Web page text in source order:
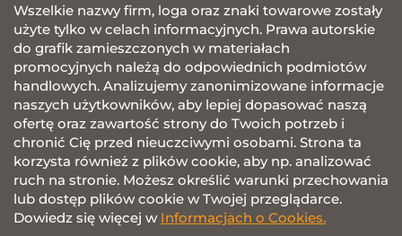
Wszelkie nazwy firm, loga oraz znaki towarowe zostały
użyte tylko w celach informacyjnych. Prawa autorskie
do grafik zamieszczonych w materiałach
promocyjnych należą do odpowiednich podmiotów
handlowych. Analizujemy zanonimizowane informacje
naszych użytkowników, aby lepiej dopasować naszą
ofertę oraz zawartość strony do Twoich potrzeb i
chronić Cię przed nieuczciwymi osobami. Strona ta
korzysta również z plików cookie, aby np. analizować
ruch na stronie. Możesz określić warunki przechowania
lub dostęp plików cookie w Twojej przeglądarce.
Dowiedz się więcej w Informacjach o Cookies.